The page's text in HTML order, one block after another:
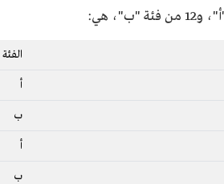
الفئة
أ
ب
أ
ب